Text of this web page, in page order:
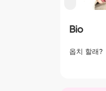
Bio
옵치 할래?